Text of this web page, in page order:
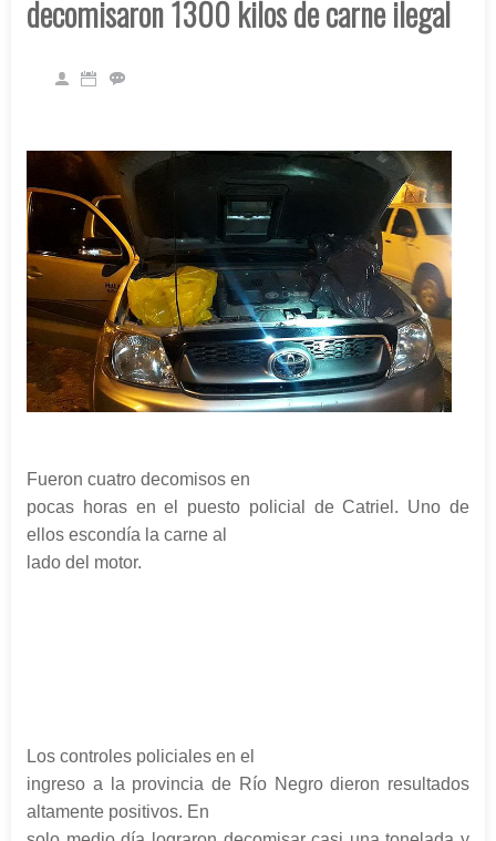
decomisaron 1300 kilos de carne ilegal
Fueron cuatro decomisos en
pocas horas en el puesto policial de Catriel. Uno de
ellos escondía la carne al
lado del motor.
Los controles policiales en el
ingreso a la provincia de Río Negro dieron resultados
altamente positivos. En